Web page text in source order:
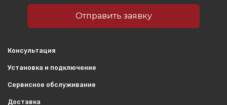
Консультация
Установка и подключение
Сервисное обслуживание
Доставка